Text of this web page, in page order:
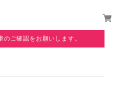
ご確認をお願いします。